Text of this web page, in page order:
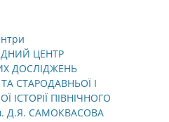
ЦЕНТР
ДОСЛІДЖЕНЬ
СТАРОДАВНЬОЇ І
ІСТОРІЇ ПІВНІЧНОГО
Д.Я. САМОКВАСОВА